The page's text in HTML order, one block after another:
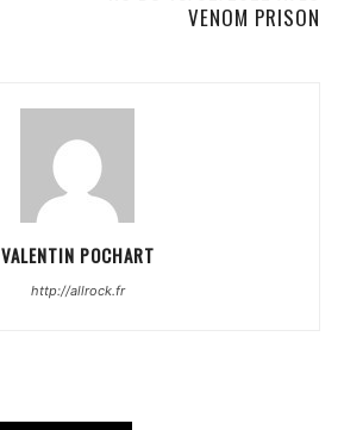
VENOM PRISON
VALENTIN POCHART
http://allrock.fr